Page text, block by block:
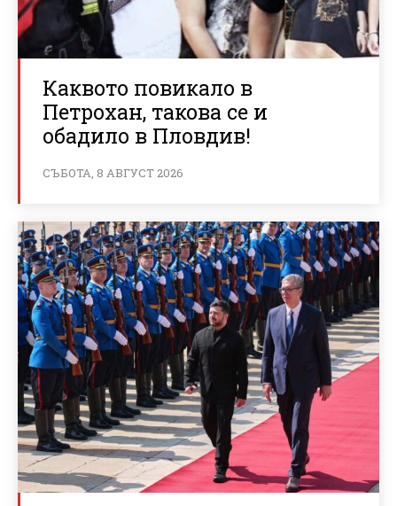
Каквото повикало в
Петрохан, такова се и
обадило в Пловдив!
СЪБОТА, 8 АВГУСТ 2026